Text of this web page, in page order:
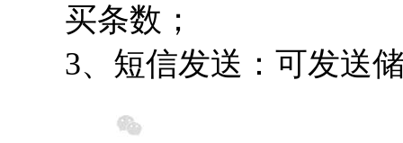
买条数；
3、短信发送：可发送